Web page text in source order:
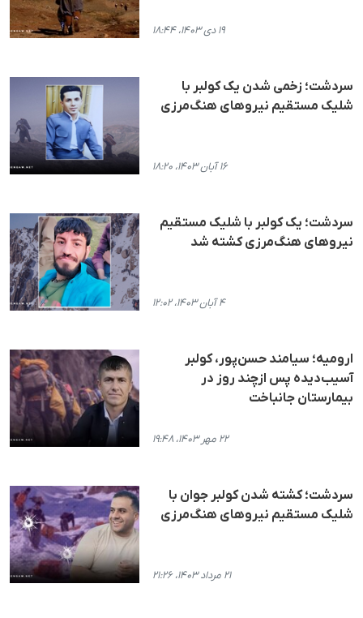
۱۹ دی ۱۴۰۳، ۱۸:۴۴
سردشت؛ زخمی شدن یک کولبر با
شلیک مستقیم نیروهای هنگ‌مرزی
۱۶ آبان ۱۴۰۳، ۱۸:۲۰
سردشت؛ یک کولبر با شلیک مستقیم
نیروهای هنگ‌مرزی کشته شد
۴ آبان ۱۴۰۳، ۱۲:۰۲
ارومیه؛ سیامند حسن‌پور، کولبر
آسیب‌دیده پس ازچند روز در
بیمارستان جانباخت
۲۲ مهر ۱۴۰۳، ۱۹:۴۸
سردشت؛ کشتە شدن کولبر جوان با
شلیک مستقیم نیروهای هنگ‌مرزی
۲۱ مرداد ۱۴۰۳، ۲۱:۲۶